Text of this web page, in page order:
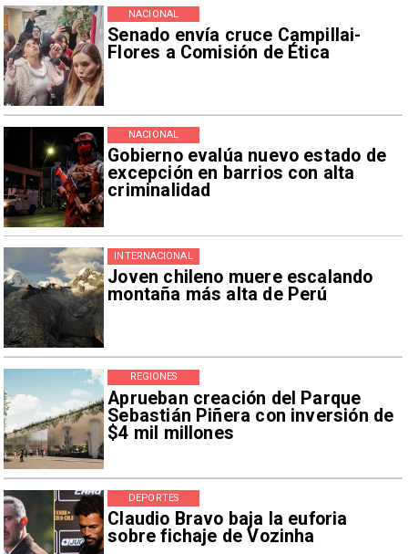
Senado envía cruce Campillai-
Flores a Comisión de Ética
NACIONAL
Gobierno evalúa nuevo estado de
excepción en barrios con alta
criminalidad
NACIONAL
Joven chileno muere escalando
montaña más alta de Perú
INTERNACIONAL
Aprueban creación del Parque
Sebastián Piñera con inversión de
$4 mil millones
REGIONES
Claudio Bravo baja la euforia
sobre fichaje de Vozinha
DEPORTES